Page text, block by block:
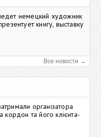
немецкий художник
книгу, выставку
Все новости →
організатора
кордон та його клієнта-